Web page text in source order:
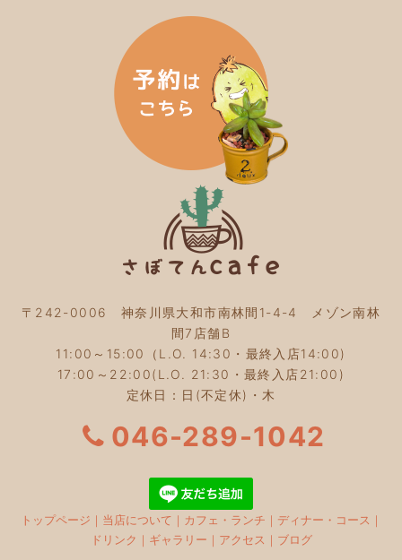
2024年4月
(4)
(5)
2024年2月(5)
2024年1月(3)
2023年12月(4)
2023年11月(4)
2023年10月(5)
2023年9月(2)
2023年8月
2023年7月(4)
2023年6月(5)
2023年5月 (2)
2023年4月 (2)
2023年2月(4)
2023年1月(3)
2022年12月(4)
2022年11月(4)
2022年10月 (4)
2022年8月(3)
2022年6月(3)
2022年5月(3)
2022年4月(5)
2022年3月 (3)
〒242-0006 神奈川県大和市南林間1-4-4 メゾン南林
間7店舗B
11:00～15:00（L.O. 14:30・最終入店14:00)
17:00～22:00(L.O. 21:30・最終入店21:00)
定休日：日(不定休)・木
046-289-1042
トップページ ｜ 当店について ｜ カフェ・ランチ ｜ ディナー・コース ｜
ドリンク ｜ ギャラリー ｜ アクセス ｜ ブログ